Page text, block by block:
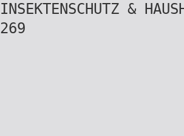
INSEKTENSCHUTZ &
269